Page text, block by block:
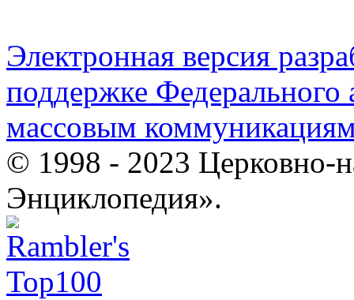
Электронная версия
поддержке Федерального
массовым
© 1998 - 2023 Церковно-
Энциклопедия».